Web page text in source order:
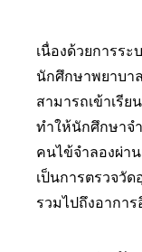
เนื่องด้วยการร
นักศึกษาพยาบา
สามารถเข้าเรีย
ทำให้นักศึกษาจ
คนไข้จำลองผ่า
เป็นการตรวจวั
รวมไปถึงอาการ